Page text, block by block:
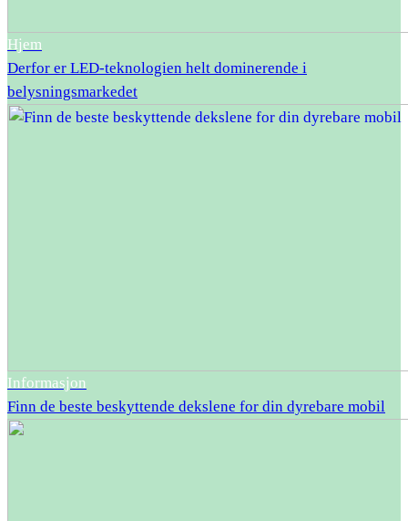
Hjem
Derfor er LED-teknologien helt dominerende i
belysningsmarkedet
Informasjon
Finn de beste beskyttende dekslene for din dyrebare mobil